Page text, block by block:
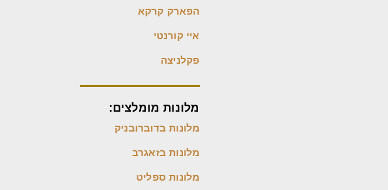
הפארק קרקא
איי קורנטי
פקלניצה
מלונות מומלצים:
מלונות בדוברובניק
מלונות בזאגרב
מלונות ספליט